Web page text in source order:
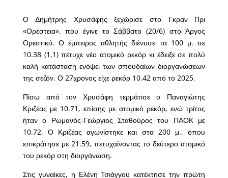
Ο Δημήτρης Χρυσάφης ξεχώρισε στο Γκραν Πρι
«Ορέστεια», που έγινε το Σάββατο (20/6) στο Άργος
Ορεστικό. Ο έμπειρος αθλητής διένυσε τα 100 μ. σε
10.38 (1,1) πέτυχε νέο ατομικό ρεκόρ κι έδειξε σε πολύ
καλή κατάσταση ενόψει των σπουδαίων διοργανώσεων
της σεζόν. Ο 27χρονος είχε ρεκόρ 10.42 από το 2025.
Πίσω από τον Χρυσάφη τερμάτισε ο Παναγιώτης
Κριζέας με 10.71, επίσης με ατομικό ρεκόρ, ενώ τρίτος
ήταν ο Ρωμανός-Γεώργιος Σταθούρος του ΠΑΟΚ με
10.72. Ο Κριζέας αγωνίστηκε και στα 200 μ., όπου
επικράτησε με 21.59, πετυχαίνοντας το δεύτερο ατομικό
του ρεκόρ στη διοργάνωση.
Στις γυναίκες, η Ελένη Τσιάγγου κατέκτησε την πρώτη